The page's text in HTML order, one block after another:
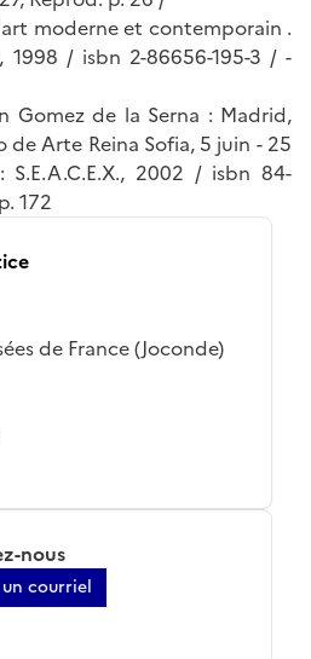
moderne et contemporain .
1998 / isbn 2-86656-195-3 / -
Gomez de la Serna : Madrid,
de Arte Reina Sofia, 5 juin - 25
2002 / isbn 84-
172
de France (Joconde)
nous
courriel